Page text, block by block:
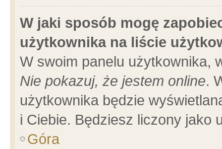
W jaki sposób mogę
użytkownika na liście
W swoim panelu użytkownika,
Nie pokazuj, że jestem online.
użytkownika będzie
i Ciebie. Będziesz liczony jako
Góra